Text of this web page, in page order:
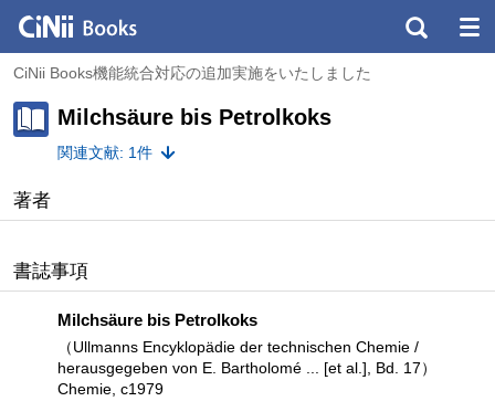
CiNii Books機能統合対応の追加実施をいたしました
Milchsäure bis Petrolkoks
関連文献: 1件
著者
書誌事項
Milchsäure bis Petrolkoks
（Ullmanns Encyklopädie der technischen Chemie /
herausgegeben von E. Bartholomé ... [et al.], Bd. 17）
Chemie, c1979